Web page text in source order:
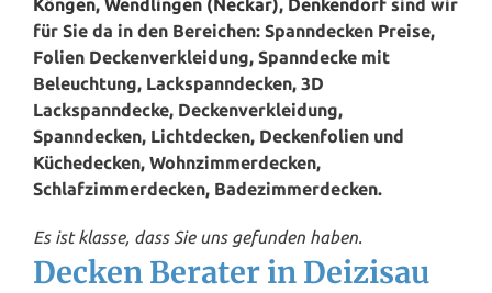
für Sie da in den Bereichen: Spanndecken Preise,
Folien Deckenverkleidung, Spanndecke mit
Beleuchtung, Lackspanndecken, 3D
Lackspanndecke, Deckenverkleidung,
Spanndecken, Lichtdecken, Deckenfolien und
Küchedecken, Wohnzimmerdecken,
Schlafzimmerdecken, Badezimmerdecken.
Es ist klasse, dass Sie uns gefunden haben.
Decken Berater in Deizisau